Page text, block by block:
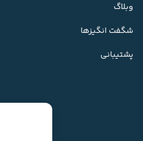
وبلاگ
شگفت انگیزها
پشتیبانی